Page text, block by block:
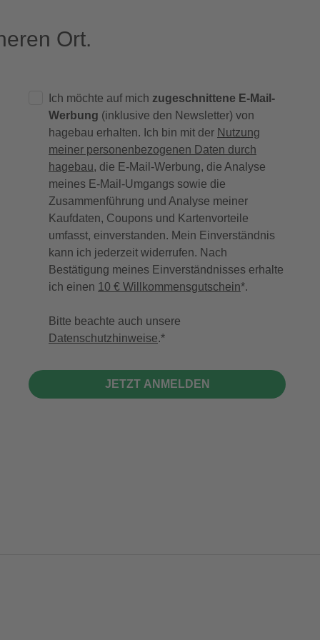
Ort.
Ich möchte auf mich zugeschnittene E-Mail-
Werbung (inklusive den Newsletter) von
hagebau erhalten. Ich bin mit der Nutzung
meiner personenbezogenen Daten durch
hagebau, die E-Mail-Werbung, die Analyse
meines E-Mail-Umgangs sowie die
Zusammenführung und Analyse meiner
Kaufdaten, Coupons und Kartenvorteile
umfasst, einverstanden. Mein Einverständnis
kann ich jederzeit widerrufen. Nach
Bestätigung meines Einverständnisses erhalte
ich einen 10 € Willkommensgutschein*.
Bitte beachte auch unsere
Datenschutzhinweise.
JETZT ANMELDEN